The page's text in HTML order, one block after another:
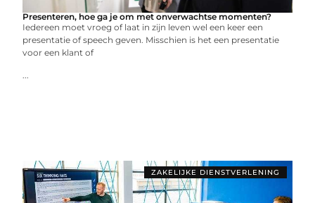
Presenteren, hoe ga je om met onverwachtse momenten?
Iedereen moet vroeg of laat in zijn leven wel een keer een
presentatie of speech geven. Misschien is het een presentatie
voor een klant of
...
ZAKELIJKE DIENSTVERLENING